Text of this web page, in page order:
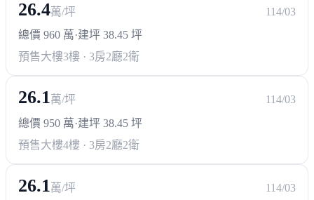
其他
歸仁公有零售市場 歸仁早市
26.4萬/坪
114/03
總價 960 萬·建坪 38.45 坪
預售大樓3樓 · 3房2廳2衛
26.1萬/坪
114/03
總價 950 萬·建坪 38.45 坪
預售大樓4樓 · 3房2廳2衛
26.1萬/坪
114/03